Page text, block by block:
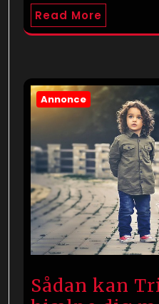
Read More
Annonce
Sådan kan